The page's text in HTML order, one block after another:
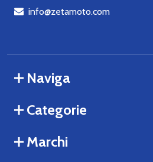
info@zetamoto.com
Naviga
Categorie
Marchi